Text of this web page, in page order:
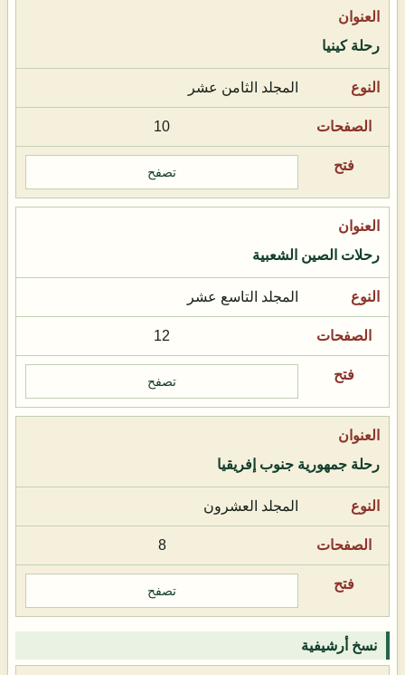
رحلة كينيا
المجلد الثامن عشر
10
تصفح
رحلات الصين الشعبية
المجلد التاسع عشر
12
تصفح
رحلة جمهورية جنوب إفريقيا
المجلد العشرون
8
تصفح
نسخ أرشيفية